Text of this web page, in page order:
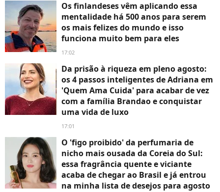
Os finlandeses vêm aplicando essa
mentalidade há 500 anos para serem
os mais felizes do mundo e isso
funciona muito bem para eles
17:02
Da prisão à riqueza em pleno agosto:
os 4 passos inteligentes de Adriana em
'Quem Ama Cuida' para acabar de vez
com a família Brandao e conquistar
uma vida de luxo
17:01
O 'figo proibido' da perfumaria de
nicho mais ousada da Coreia do Sul:
essa fragrância quente e viciante
acaba de chegar ao Brasil e já entrou
na minha lista de desejos para agosto